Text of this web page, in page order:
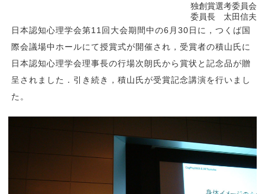
独創賞選考委員会
委員長 太田信夫
日本認知心理学会第11回大会期間中の6月30日に，つくば国
際会議場中ホールにて授賞式が開催され，受賞者の積山氏に
日本認知心理学会理事長の行場次朗氏から賞状と記念品が贈
呈されました．引き続き，積山氏が受賞記念講演を行いまし
た。